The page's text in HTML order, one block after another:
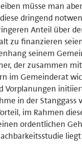
müsse man
dringend
Anteil über
zu finanzieren
seinem
der zusammen
im Gemeinderat
Vorplanungen
in der Stanggass
im Rahmen
ordentlichen
liegt